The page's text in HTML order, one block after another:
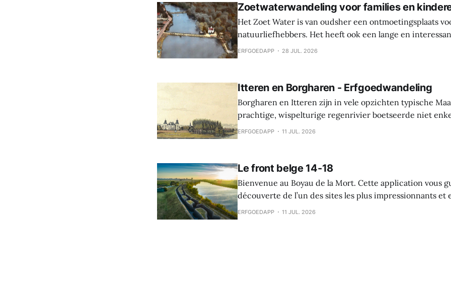
Zoetwaterwandeling voor families en
Het Zoet Water is van oudsher een ontmoetingsplaats
natuurliefhebbers. Het heeft ook een lange en
Hier werden sporen gevonden van bewoning en
ERFGOEDAPP 28 JUL. 2026
Itteren en Borgharen - Erfgoedwandeling
Borgharen en Itteren zijn in vele opzichten typische
prachtige, wispelturige regenrivier boetseerde niet
landschap, maar gaf ook mee vorm aan de levens van de
ERFGOEDAPP 11 JUL. 2026
Le front belge 14-18
Bienvenue au Boyau de la Mort. Cette application vous
découverte de l’un des sites les plus impressionnants et
la Première Guerre mondiale dans le Westhoek. Le
ERFGOEDAPP 11 JUL. 2026